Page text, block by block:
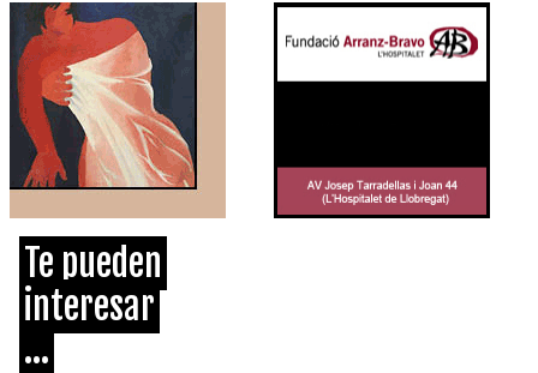
Te pueden
interesar
...